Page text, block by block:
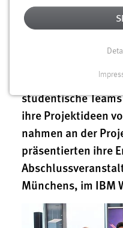
Anfang des Jahres
Wettbewerb
Competition @
Pitch in Nürnberg
studentische
ihre Projektideen
nahmen an der
präsentierten ihre
Münchens, im IBM
Notwendige Cookies
Funktionen und sind
Website erforderlich.
Einverständnis
Name:
Zweck: